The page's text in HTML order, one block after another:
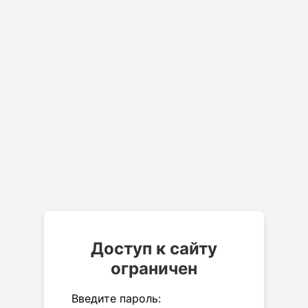
Доступ к сайту
ограничен
Введите пароль: